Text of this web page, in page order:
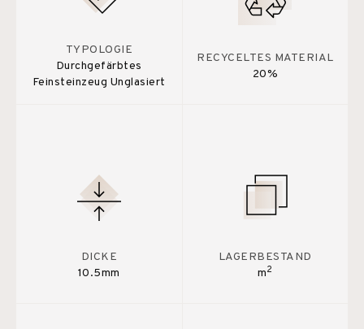
TYPOLOGIE
Durchgefärbtes
Feinsteinzeug Unglasiert
RECYCELTES MATERIAL
20%
DICKE
10.5mm
LAGERBESTAND
m2